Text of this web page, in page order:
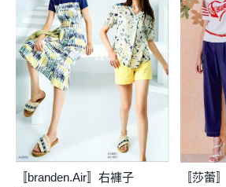
〚branden.Air〛右褲子
〚莎蕾